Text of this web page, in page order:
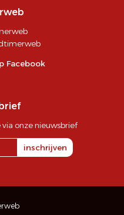
Facebook
onze nieuwsbrief
inschrijven